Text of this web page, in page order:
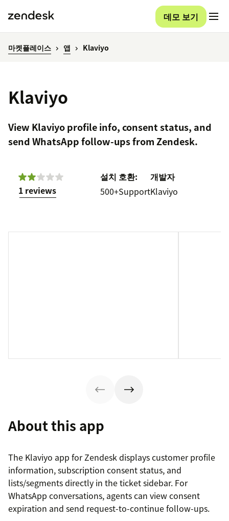
데모 보기
마켓플레이스 앱 Klaviyo
Klaviyo
View Klaviyo profile info, consent status, and
send WhatsApp follow-ups from Zendesk.
1 reviews
설치
500+
호환:
Support
개발자
Klaviyo
About this app
The Klaviyo app for Zendesk displays customer profile
information, subscription consent status, and
lists/segments directly in the ticket sidebar. For
WhatsApp conversations, agents can view consent
expiration and send request-to-continue follow-ups.